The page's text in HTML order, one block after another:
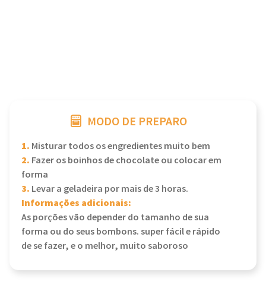
MODO DE PREPARO
1. Misturar todos os engredientes muito bem
2. Fazer os boinhos de chocolate ou colocar em
forma
3. Levar a geladeira por mais de 3 horas.
Informações adicionais:
As porções vão depender do tamanho de sua
forma ou do seus bombons. super fácil e rápido
de se fazer, e o melhor, muito saboroso